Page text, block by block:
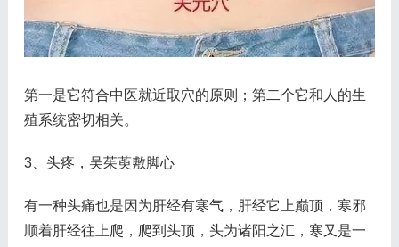
第一是它符合中医就近取穴的原则；第二个它和人的生
殖系统密切相关。
3、头疼，吴茱萸敷脚心
有一种头痛也是因为肝经有寒气，肝经它上巅顶，寒邪
顺着肝经往上爬，爬到头顶，头为诸阳之汇，寒又是一